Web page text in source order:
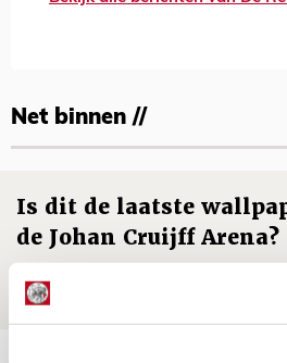
Net binnen //
Is dit de laatste
de Johan Cruijff Arena?
NIEUWS